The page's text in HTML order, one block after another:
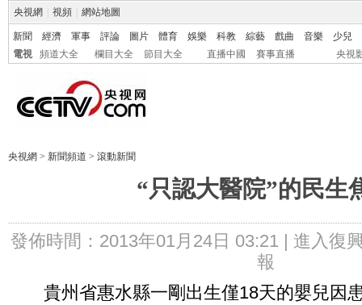
央視網 視頻 網站地圖
新聞 經濟 軍事 評論 圖片 體育 娛樂 科教 綜藝 戲曲 音樂
少兒
電視
頻道大全 欄目大全 節目大全 直播中國 賽事直播 央視
央視網 > 新聞頻道 > 滾動新聞
“只認大醫院”的民生
發佈時間：2013年01月24日 03:21 | 進入復
報
貴州省惠水縣一剛出生僅18天的嬰兒因